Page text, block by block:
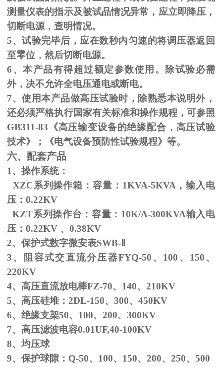
测量仪表的指示及被试品情况异常，应立即降压，
切断电源，查明情况。
5、试验完毕后，应在数秒内匀速的将调压器返回
至零位，然后切断电源。
6、本产品有得超过额定参数使用。除试验必需
外，决不允许全电压通电或断电。
7、使用本产品做高压试验时，除熟悉本说明外，
还必须严格执行国家有关标准和操作规程，可参照
GB311-83 《高压输变设备的绝缘配合，高压试验
技术》；《电气设备预防性试验规程》等。
六、配套产品
1、操作系统：
XZC系列操作箱：容量： 1KVA-5KVA ，输入电
压： 0.22KV
KZT系列操作台：容量： 10K/A-300KVA输入电
压： 0.22KV 、 0.38KV
2、保护式数字微安表SWB-
3、阻容式交直流分压器FYQ-50 、 100 、 150 、
220KV
4、高压直流放电棒FZ-70、 140、 210KV
5、高压硅堆： 2DL-150、 300、 450KV
6、绝缘支架50、 100、 200、 300KV
7、高压滤波电容0.01UF,40-100KV
8、均压球
9、保护球隙： Q-50、 100、 150、 200、 250、 500